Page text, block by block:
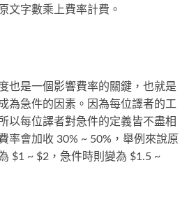
文字數乘上費率計費。
也是一個影響費率的關鍵，也就是
為急件的因素。因為每位譯者的工
以每位譯者對急件的定義皆不盡相
率會加收 30% ~ 50%，舉例來說原
$1 ~ $2，急件時則變為 $1.5 ~